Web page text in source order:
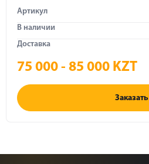
Артикул
В наличии
Доставка
75 000 - 85 000 KZT
Заказать